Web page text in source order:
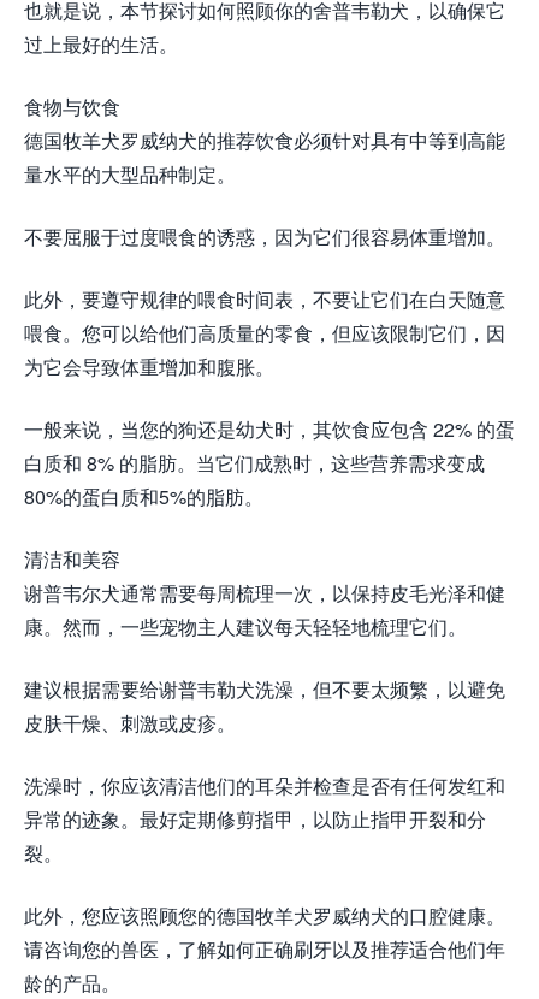
也就是说，本节探讨如何照顾你的舍普韦勒犬，以确保它
过上最好的生活。
食物与饮食
德国牧羊犬罗威纳犬的推荐饮食必须针对具有中等到高能
量水平的大型品种制定。
不要屈服于过度喂食的诱惑，因为它们很容易体重增加。
此外，要遵守规律的喂食时间表，不要让它们在白天随意
喂食。您可以给他们高质量的零食，但应该限制它们，因
为它会导致体重增加和腹胀。
一般来说，当您的狗还是幼犬时，其饮食应包含 22% 的蛋
白质和 8% 的脂肪。当它们成熟时，这些营养需求变成
80%的蛋白质和5%的脂肪。
清洁和美容
谢普韦尔犬通常需要每周梳理一次，以保持皮毛光泽和健
康。然而，一些宠物主人建议每天轻轻地梳理它们。
建议根据需要给谢普韦勒犬洗澡，但不要太频繁，以避免
皮肤干燥、刺激或皮疹。
洗澡时，你应该清洁他们的耳朵并检查是否有任何发红和
异常的迹象。最好定期修剪指甲，以防止指甲开裂和分
裂。
此外，您应该照顾您的德国牧羊犬罗威纳犬的口腔健康。
请咨询您的兽医，了解如何正确刷牙以及推荐适合他们年
龄的产品。